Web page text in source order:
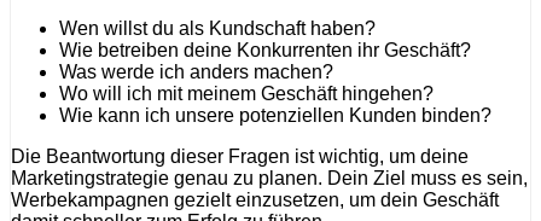
Wen willst du als Kundschaft haben?
Wie betreiben deine Konkurrenten ihr Geschäft?
Was werde ich anders machen?
Wo will ich mit meinem Geschäft hingehen?
Wie kann ich unsere potenziellen Kunden binden?
Die Beantwortung dieser Fragen ist wichtig, um deine
Marketingstrategie genau zu planen. Dein Ziel muss es sein,
Werbekampagnen gezielt einzusetzen, um dein Geschäft